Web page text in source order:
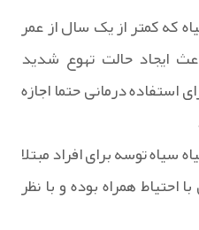
که کمتر از یک سال از عمر
ایجاد حالت تهوع شدید
استفاده درمانی حتما اجازه
سیاه توسه برای افراد مبتلا
احتیاط همراه بوده و با نظر